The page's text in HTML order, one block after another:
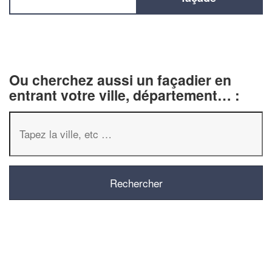
Ou cherchez aussi un façadier en
entrant votre ville, département… :